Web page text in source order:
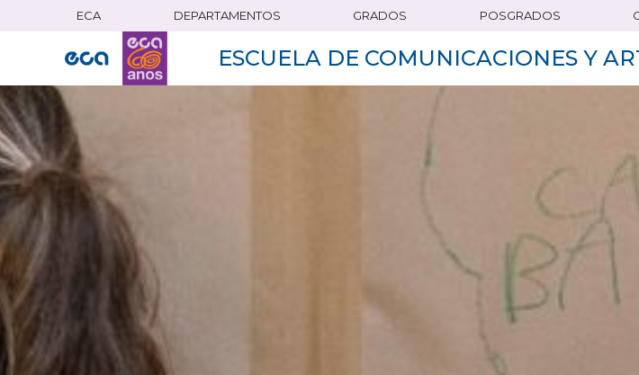
contenido
principal
ECA DEPARTAMENTOS GRADOS POSGRADOS
ESCUELA DE COMUNICACIONES Y